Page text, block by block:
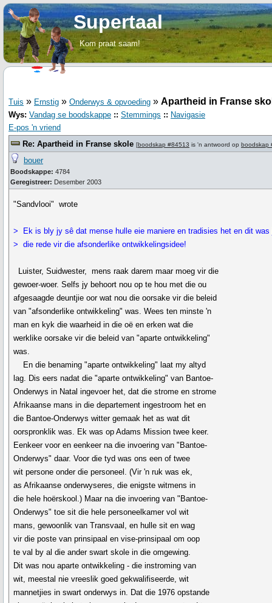
Supertaal
Kom praat saam!
Tuis » Ernstig » Onderwys & opvoeding » Apartheid in Franse
Wys: Vandag se boodskappe :: Stemmings :: Navigasie
E-pos 'n vriend
Re: Apartheid in Franse skole [boodskap #84513 is 'n antwoord op boodskap
bouer
Boodskappe: 4784
Geregistreer: Desember 2003
"Sandvlooi" wrote
> Ek is bly jy sê dat mense hulle eie maniere en tradisies het en dit was
> die rede vir die afsonderlike ontwikkelingsidee!
Luister, Suidwester, mens raak darem maar moeg vir die
gewoer-woer. Selfs jy behoort nou op te hou met die ou
afgesaagde deuntjie oor wat nou die oorsake vir die beleid
van "afsonderlike ontwikkeling" was. Wees ten minste 'n
man en kyk die waarheid in die oë en erken wat die
werklike oorsake vir die beleid van "aparte ontwikkeling"
was.
En die benaming "aparte ontwikkeling" laat my altyd
lag. Dis eers nadat die "aparte ontwikkeling" van Bantoe-
Onderwys in Natal ingevoer het, dat die strome en strome
Afrikaanse mans in die departement ingestroom het en
die Bantoe-Onderwys witter gemaak het as wat dit
oorspronklik was. Ek was op Adams Mission twee keer.
Eenkeer voor en eenkeer na die invoering van "Bantoe-
Onderwys" daar. Voor die tyd was ons een of twee
wit persone onder die personeel. (Vir 'n ruk was ek,
as Afrikaanse onderwyseres, die enigste witmens in
die hele hoërskool.) Maar na die invoering van "Bantoe-
Onderwys" toe sit die hele personeelkamer vol wit
mans, gewoonlik van Transvaal, en hulle sit en wag
vir die poste van prinsipaal en vise-prinsipaal om oop
te val by al die ander swart skole in die omgewing.
Dit was nou aparte ontwikkeling - die instroming van
wit, meestal nie vreeslik goed gekwalifiseerde, wit
mannetjies in swart onderwys in. Dat die 1976 opstande